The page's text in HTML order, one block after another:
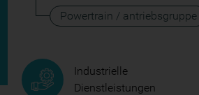
Powertrain / antriebsgruppe
Industrielle
Dienstleistungen